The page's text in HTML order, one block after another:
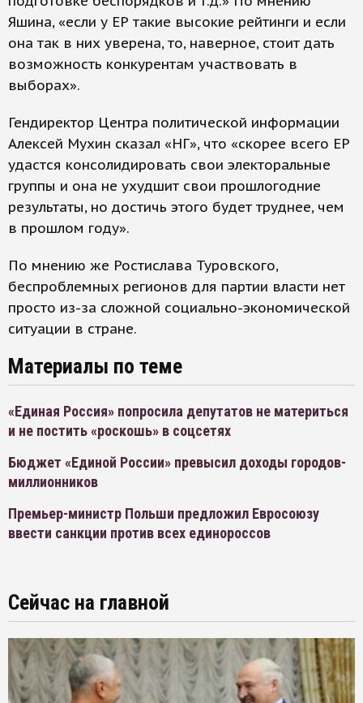
Яшина, «если у ЕР такие высокие рейтинги и если
она так в них уверена, то, наверное, стоит дать
возможность конкурентам участвовать в
выборах».
Гендиректор Центра политической информации
Алексей Мухин сказал «НГ», что «скорее всего ЕР
удастся консолидировать свои электоральные
группы и она не ухудшит свои прошлогодние
результаты, но достичь этого будет труднее, чем
в прошлом году».
По мнению же Ростислава Туровского,
беспроблемных регионов для партии власти нет
просто из-за сложной социально-экономической
ситуации в стране.
Материалы по теме
«Единая Россия» попросила депутатов не материться
и не постить «роскошь» в соцсетях
Бюджет «Единой России» превысил доходы городов-
миллионников
Премьер-министр Польши предложил Евросоюзу
ввести санкции против всех единороссов
Сейчас на главной